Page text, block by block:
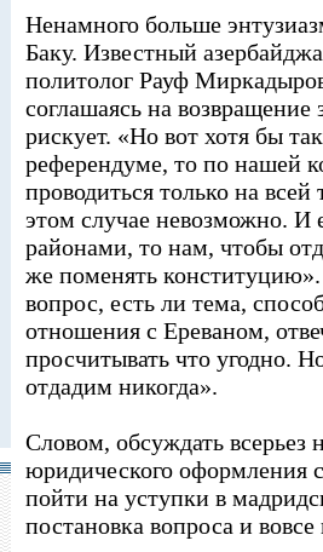
Ненамного больше
Баку. Известный
политолог Рауф
соглашаясь на возвращение
рискует. «Но вот хотя бы
референдуме, то по нашей
проводиться только на
этом случае невозможно. И
районами, то нам, чтобы
же поменять
вопрос, есть ли тема,
отношения с Ереваном,
просчитывать что угодно.
отдадим никогда».
Словом, обсуждать всерьез
юридического оформления
пойти на уступки в
постановка вопроса и